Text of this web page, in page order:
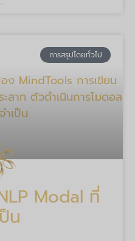
การสรุปโดยทั่วไป
Modal ที่
น